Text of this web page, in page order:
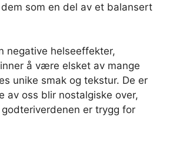
som en del av et balansert
negative helseeffekter,
å være elsket av mange
unike smak og tekstur. De er
av oss blir nostalgiske over,
er trygg for